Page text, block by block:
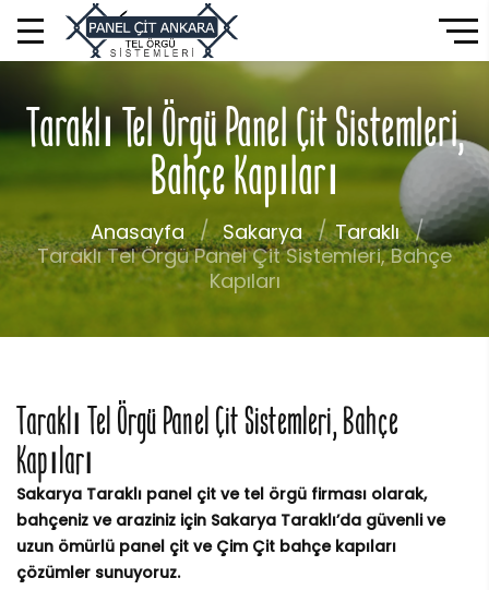
Taraklı Tel Örgü Panel Çit Sistemleri,
Bahçe Kapıları
Anasayfa Sakarya
Taraklı
Taraklı Tel Örgü Panel Çit Sistemleri, Bahçe
Kapıları
Taraklı Tel Örgü Panel Çit Sistemleri, Bahçe
Kapıları
Sakarya Taraklı panel çit ve tel örgü firması olarak,
bahçeniz ve araziniz için Sakarya Taraklı’da güvenli ve
uzun ömürlü panel çit ve Çim Çit bahçe kapıları
çözümler sunuyoruz.